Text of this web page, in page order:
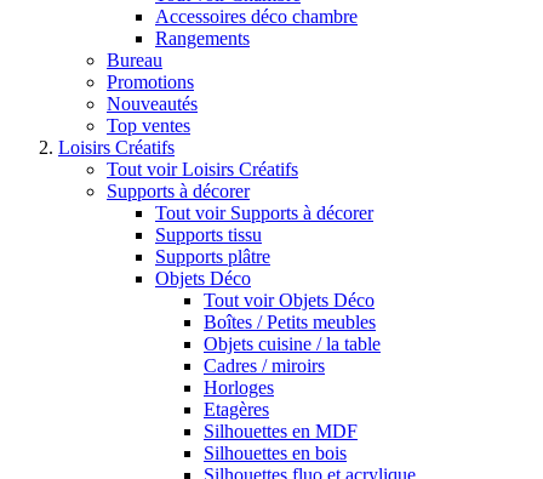
Accessoires déco chambre
Rangements
Bureau
Promotions
Nouveautés
Top ventes
Loisirs Créatifs
Tout voir Loisirs Créatifs
Supports à décorer
Tout voir Supports à décorer
Supports tissu
Supports plâtre
Objets Déco
Tout voir Objets Déco
Boîtes / Petits meubles
Objets cuisine / la table
Cadres / miroirs
Horloges
Etagères
Silhouettes en MDF
Silhouettes en bois
Silhouettes fluo et acrylique